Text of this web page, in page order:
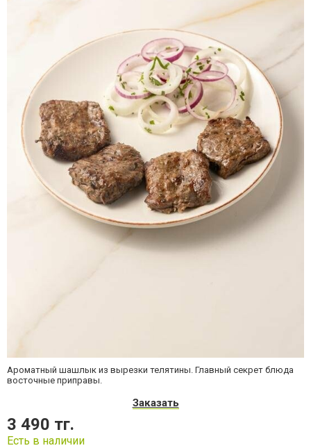
Ароматный шашлык из вырезки телятины. Главный секрет блюда
восточные приправы.
Заказать
3 490 тг.
Есть в наличии